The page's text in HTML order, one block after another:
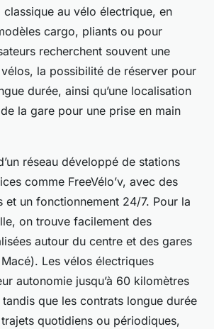
au vélo électrique, en
cargo, pliants ou pour
recherchent souvent une
la possibilité de réserver pour
durée, ainsi qu’une localisation
la gare pour une prise en main
réseau développé de stations
comme FreeVélo’v, avec des
et un fonctionnement 24/7. Pour la
on trouve facilement des
autour du centre et des gares
Les vélos électriques
autonomie jusqu’à 60 kilomètres
que les contrats longue durée
quotidiens ou périodiques,